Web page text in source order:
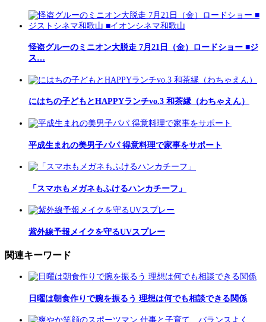
怪盗グルーのミニオン大脱走 7月21日（金）ロードショー ■ジ
ス…
にはちの子どもとHAPPYランチvo.3 和茶縁（わちゃえん）
平成生まれの美男子パパ 得意料理で家事をサポート
「スマホもメガネもふけるハンカチーフ」
紫外線予報メイクを守るUVスプレー
関連キーワード
日曜は朝食作りで腕を振るう 理想は何でも相談できる関係